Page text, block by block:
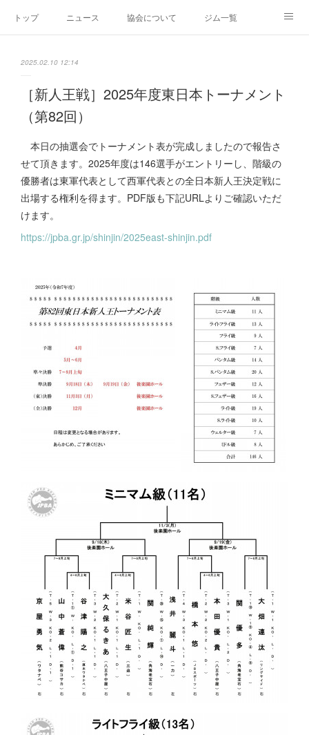
トップ ニュース 協会について ジム一覧
2025.02.10 12:14
［新人王戦］2025年度東日本トーナメント
（第82回）
本日の抽選会でトーナメント表が完成しましたので報告さ
せて頂きます。2025年度は146選手がエントリーし、階級の
優勝者は東軍代表として西軍代表との全日本新人王決定戦に
出場する権利を得ます。PDF版も下記URLよりご確認いただ
けます。
https://jpba.gr.jp/shinjin/2025east-shinjin.pdf